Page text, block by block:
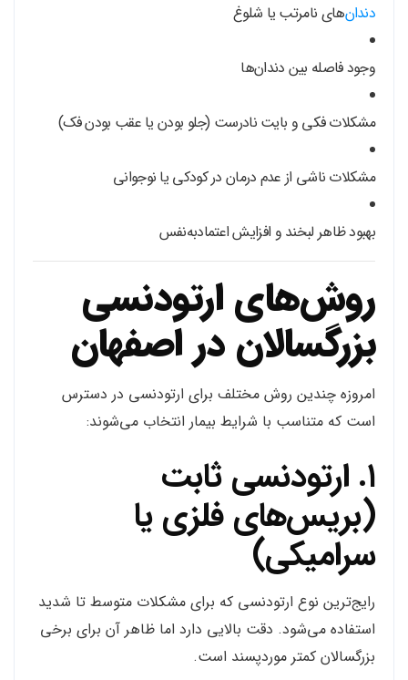
دندان‌های نامرتب یا شلوغ
وجود فاصله بین دندان‌ها
مشکلات فکی و بایت نادرست (جلو بودن یا عقب بودن فک)
مشکلات ناشی از عدم درمان در کودکی یا نوجوانی
بهبود ظاهر لبخند و افزایش اعتمادبه‌نفس
روش‌های ارتودنسی
بزرگسالان در اصفهان
امروزه چندین روش مختلف برای ارتودنسی در دسترس
است که متناسب با شرایط بیمار انتخاب می‌شوند:
۱. ارتودنسی ثابت
(بریس‌های فلزی یا
سرامیکی)
رایج‌ترین نوع ارتودنسی که برای مشکلات متوسط تا شدید
استفاده می‌شود. دقت بالایی دارد اما ظاهر آن برای برخی
بزرگسالان کمتر موردپسند است.